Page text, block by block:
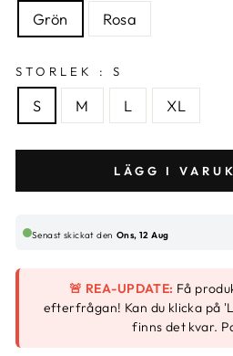
Grön Rosa
STORLEK : S
S M L XL
LÄGG I
Senast skickat den Ons, 12 Aug
🚨 REA-UPDATE: Få
efterfrågan! Kan du klicka på
finns det kvar.